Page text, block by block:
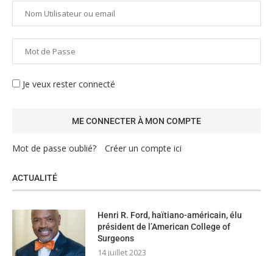
Je veux rester connecté
Mot de passe oublié? Créer un compte ici
ACTUALITÉ
Henri R. Ford, haïtiano-américain, élu
président de l’American College of
Surgeons
14 juillet 2023